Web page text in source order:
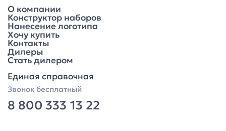
О компании
Конструктор наборов
Нанесение логотипа
Хочу купить
Контакты
Дилеры
Стать дилером
Единая справочная
Звонок бесплатный
8 800 333 13 22